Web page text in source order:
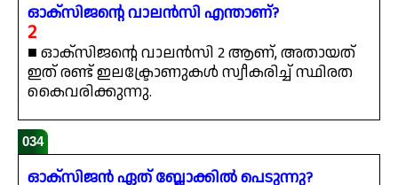
ഓക്സിജന്റെ വാലൻസി എന്താണ്?
2
■ ഓക്സിജന്റെ വാലൻസി 2 ആണ്, അതായത്
ഇത് രണ്ട് ഇലക്ട്രോണുകൾ സ്വീകരിച്ച് സ്ഥിരത
കൈവരിക്കുന്നു.
034
ഓക്സിജൻ ഏത് ബ്ലോക്കിൽ പെടുന്നു?